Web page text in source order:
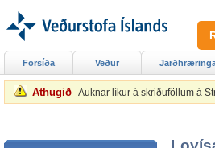
Athugið Auknar líkur á skriðuföllum á
Forsíða Veður